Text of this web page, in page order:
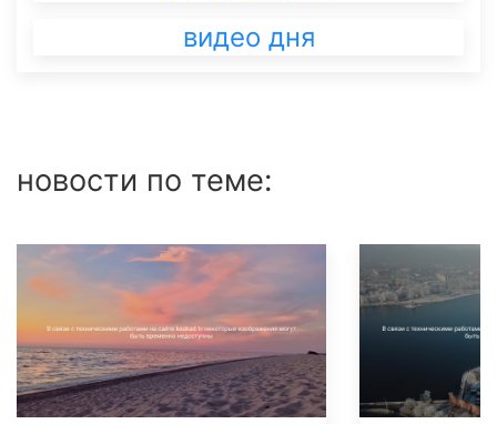
видео дня
новости по теме: